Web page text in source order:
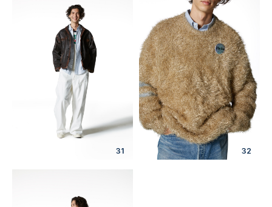
31 32